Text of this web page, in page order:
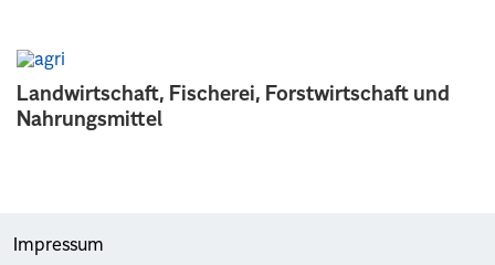
Landwirtschaft, Fischerei, Forstwirtschaft und
Nahrungsmittel
Impressum